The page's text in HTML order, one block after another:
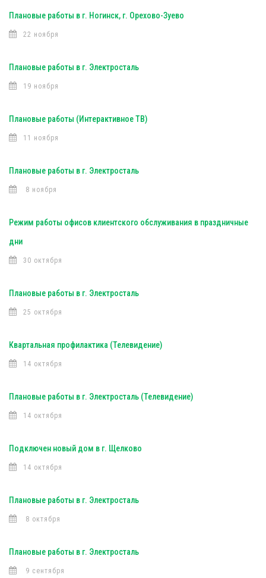
Плановые работы в г. Ногинск, г. Орехово-Зуево
22 ноября
Плановые работы в г. Электросталь
19 ноября
Плановые работы (Интерактивное ТВ)
11 ноября
Плановые работы в г. Электросталь
8 ноября
Режим работы офисов клиентского обслуживания в праздничные
дни
30 октября
Плановые работы в г. Электросталь
25 октября
Квартальная профилактика (Телевидение)
14 октября
Плановые работы в г. Электросталь (Телевидение)
14 октября
Подключен новый дом в г. Щелково
14 октября
Плановые работы в г. Электросталь
8 октября
Плановые работы в г. Электросталь
9 сентября